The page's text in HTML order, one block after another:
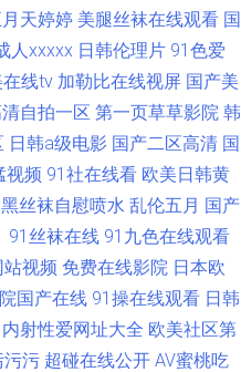
天婷婷 美腿丝袜在线观看 国
人xxxxx 日韩伦理片 91色爱
在线tv 加勒比在线视屏 国产美
自拍一区 第一页草草影院 韩
日韩a级电影 国产二区高清 国
视频 91社在线看 欧美日韩黄
黑丝袜自慰喷水 乱伦五月 国产
91丝袜在线 91九色在线观看
视频 免费在线影院 日本欧
国产在线 91操在线观看 日韩
内射性爱网址大全 欧美社区第
污污 超碰在线公开 AV蜜桃吃